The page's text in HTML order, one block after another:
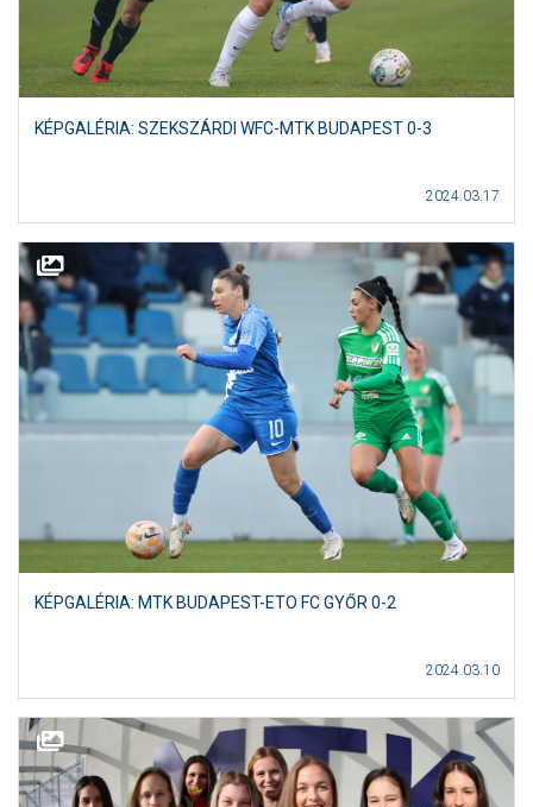
KÉPGALÉRIA: SZEKSZÁRDI WFC-MTK BUDAPEST 0-3
2024.03.17
KÉPGALÉRIA: MTK BUDAPEST-ETO FC GYŐR 0-2
2024.03.10